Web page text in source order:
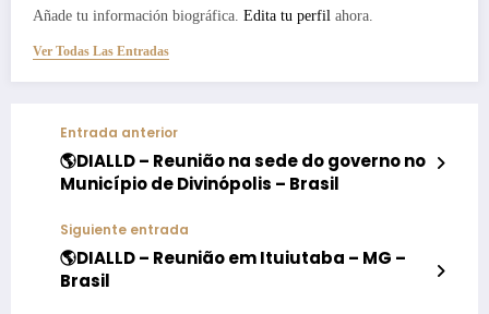
Añade tu información biográfica. Edita tu perfil ahora.
Ver Todas Las Entradas
Entrada anterior
🌎DIALLD – Reunião na sede do governo no
Município de Divinópolis – Brasil
Siguiente entrada
🌎DIALLD – Reunião em Ituiutaba – MG –
Brasil